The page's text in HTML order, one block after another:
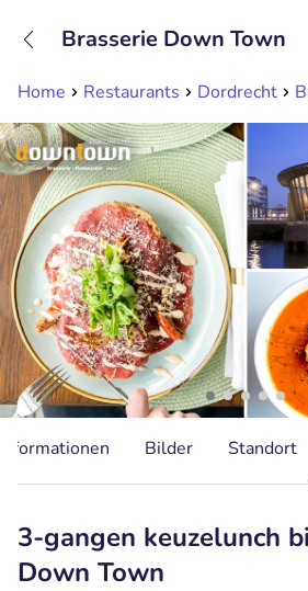
Home Restaurants Dordrecht
Brasserie Down Town
Informationen Bilder Standort
3-gangen keuzelunch
Down Town